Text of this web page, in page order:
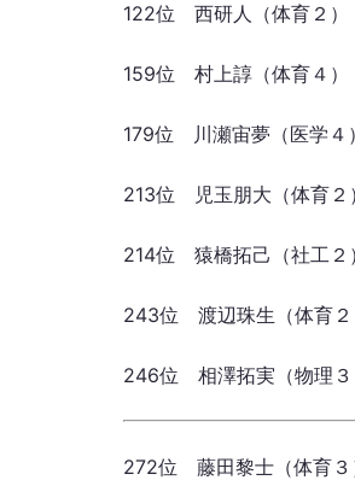
122位 西研人（体育２
159位 村上諄（体育４
179位 川瀬宙夢（医学
213位 児玉朋大（体育
214位 猿橋拓己（社工
243位 渡辺珠生（体育
246位 相澤拓実（物理
272位 藤田黎士（体育